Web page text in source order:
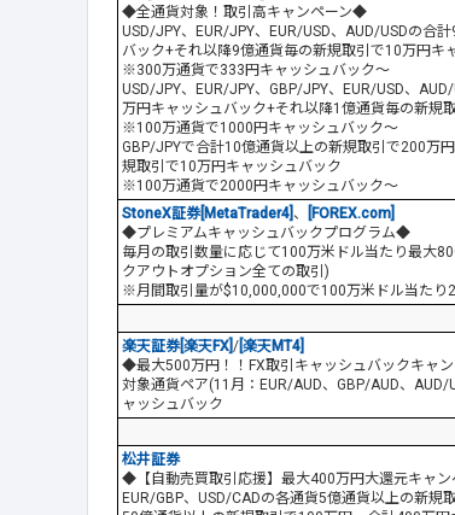
◆全通貨対象！取引高キャンペーン◆
USD/JPY、EUR/JPY、EUR/USD、AUD/USDの合
バック+それ以降9億通貨毎の新規取引で10万円キ
※300万通貨で333円キャッシュバック～
USD/JPY、EUR/JPY、GBP/JPY、EUR/USD、
万円キャッシュバック+それ以降1億通貨毎の新規
※100万通貨で1000円キャッシュバック～
GBP/JPYで合計10億通貨以上の新規取引で200万
規取引で10万円キャッシュバック
※100万通貨で2000円キャッシュバック～
StoneX証券[MetaTrader4] 、
[FOREX.com]
◆プレミアムキャッシュバックプログラム◆
毎月の取引数量に応じて100万米ドル当たり最大
クアウトオプション全ての取引)
※月間取引量が$10,000,000で100万米ドル当たり
楽天証券[楽天FX] / [楽天MT4]
◆最大500万円！！FX取引キャッシュバックキャ
対象通貨ペア(11月：EUR/AUD、GBP/AUD、
ャッシュバック
松井証券
◆【自動売買取引応援】最大400万円大還元キャ
EUR/GBP、USD/CADの各通貨5億通貨以上の新